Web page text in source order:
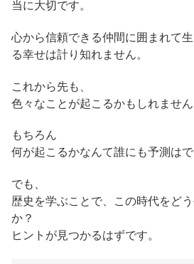
当に大切です。
心から信頼できる仲間に囲まれて
る幸せは計り知れません。
これから先も、
色々なことが起こるかもしれません
もちろん
何が起こるかなんて誰にも予測はで
でも、
歴史を学ぶことで、この時代をど
か？
ヒントが見つかるはずです。